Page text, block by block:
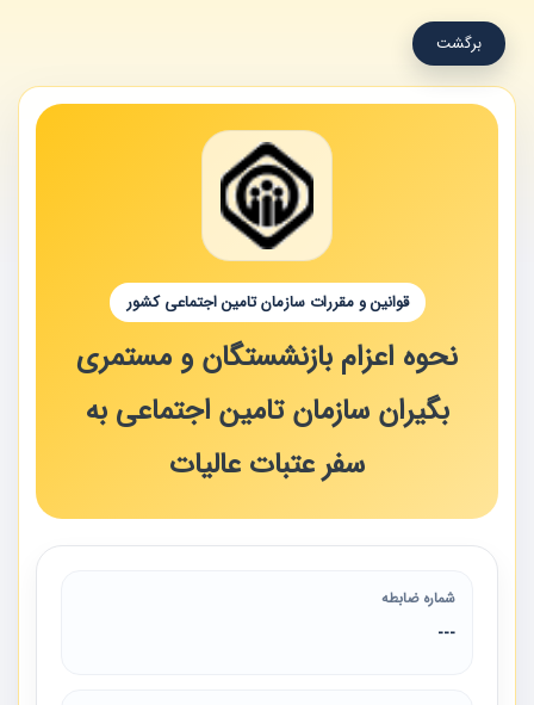
برگشت
قوانین و مقررات سازمان تامین اجتماعی کشور
نحوه اعزام بازنشستگان و مستمری
بگیران سازمان تامین اجتماعی به
سفر عتبات عالیات
شماره ضابطه
---